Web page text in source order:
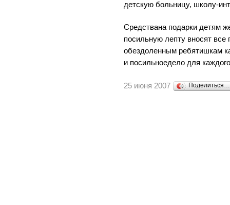
детскую больницу, школу-
Средствана подарки детям
посильную лепту вносят
обездоленным ребятишкам
и посильноедело для
25 июня 2007 Поделиться…